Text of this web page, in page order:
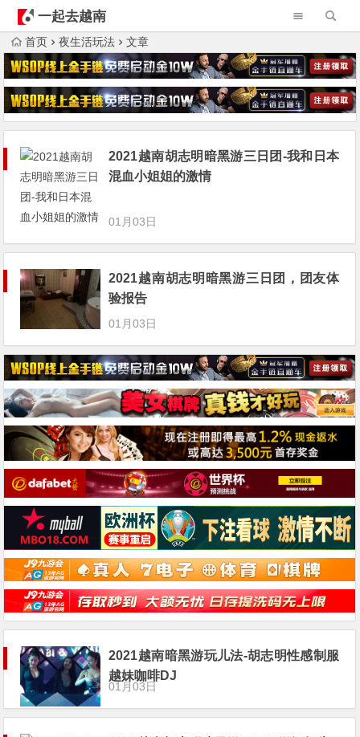
一起去越南
首页 夜生活玩法 文章
2021越南胡志明暗黑游三日团-我和日本
混血小姐姐的激情
01月03日
2021越南胡志明暗黑游三日团，团友体
验报告
01月03日
2021越南暗黑游玩儿法-胡志明性感制服
越妹咖啡DJ
01月03日